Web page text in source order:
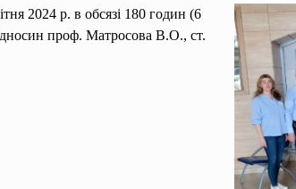
2024 р. в обсязі 180 годин (6
проф. Матросова В.О., ст.